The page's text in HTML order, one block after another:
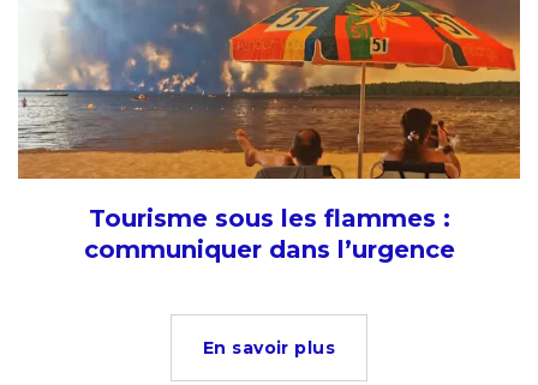
Tourisme sous les flammes :
communiquer dans l’urgence
En savoir plus